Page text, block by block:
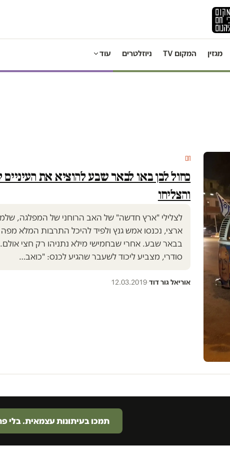
מגזין המקום TV ניוזלטרים עוד
חם
כחול לבן באו לבאר שבע להוציא את העיניים
והצליחו
לצלילי "ארץ חדשה" של האב הרוחני של המפלגה,
ארצי, נכנסו אמש גנץ ולפיד להיכל התרבות המלא
בבאר שבע. אחרי שבחמישי מילא נתניהו רק חצי אולם.
סודרי, מצביע ליכוד לשעבר שהגיע לכנס: "כואב…
אוריאל גור דוד·
12.03.2019
תמכו בעיתונות עצמאית. בלי